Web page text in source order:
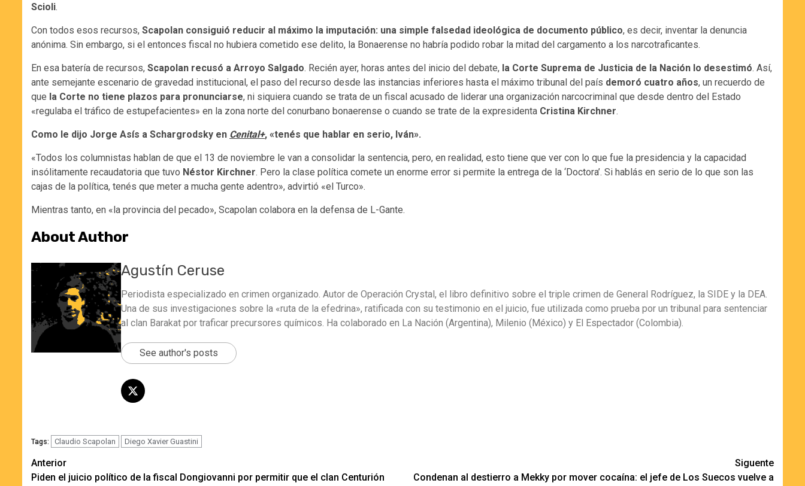
Scioli.
Con todos esos recursos, Scapolan consiguió reducir al máximo la imputación: una simple falsedad ideológica de documento público, es decir, inventar la denuncia
anónima. Sin embargo, si el entonces fiscal no hubiera cometido ese delito, la Bonaerense no habría podido robar la mitad del cargamento a los narcotraficantes.
En esa batería de recursos, Scapolan recusó a Arroyo Salgado. Recién ayer, horas antes del inicio del debate, la Corte Suprema de Justicia de la Nación lo desestimó. Así,
ante semejante escenario de gravedad institucional, el paso del recurso desde las instancias inferiores hasta el máximo tribunal del país demoró cuatro años, un recuerdo de
que la Corte no tiene plazos para pronunciarse, ni siquiera cuando se trata de un fiscal acusado de liderar una organización narcocriminal que desde dentro del Estado
«regulaba el tráfico de estupefacientes» en la zona norte del conurbano bonaerense o cuando se trate de la expresidenta Cristina Kirchner.
Como le dijo Jorge Asís a Schargrodsky en Cenital+, «tenés que hablar en serio, Iván».
«Todos los columnistas hablan de que el 13 de noviembre le van a consolidar la sentencia, pero, en realidad, esto tiene que ver con lo que fue la presidencia y la capacidad
insólitamente recaudatoria que tuvo Néstor Kirchner. Pero la clase política comete un enorme error si permite la entrega de la ‘Doctora’. Si hablás en serio de lo que son las
cajas de la política, tenés que meter a mucha gente adentro», advirtió «el Turco».
Mientras tanto, en «la provincia del pecado», Scapolan colabora en la defensa de L-Gante.
About Author
Agustín Ceruse
Periodista especializado en crimen organizado. Autor de Operación Crystal, el libro definitivo sobre el triple crimen de General Rodríguez, la SIDE y la DEA.
Una de sus investigaciones sobre la «ruta de la efedrina», ratificada con su testimonio en el juicio, fue utilizada como prueba por un tribunal para sentenciar
al clan Barakat por traficar precursores químicos. Ha colaborado en La Nación (Argentina), Milenio (México) y El Espectador (Colombia).
See author's posts
Tags: Claudio Scapolan Diego Xavier Guastini
Navegación
Anterior
Piden el juicio político de la fiscal Dongiovanni por permitir que el clan Centurión
Siguente
Condenan al destierro a Mekky por mover cocaína: el jefe de Los Suecos vuelve a